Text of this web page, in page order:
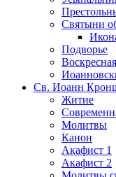
Святыни
Подворье
Св. Иоанн
Житие
Молитвы
Канон
Акафист 1
Акафист 2